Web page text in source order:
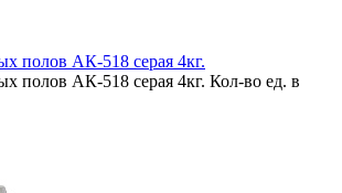
полов АК-518 серая 4кг.
полов АК-518 серая 4кг. Кол-во ед. в